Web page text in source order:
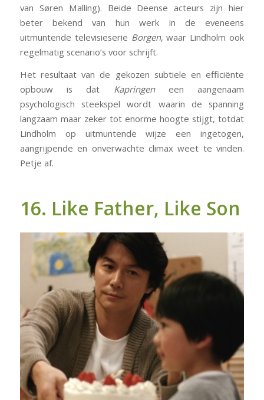
van Søren Malling). Beide Deense acteurs zijn hier
beter bekend van hun werk in de eveneens
uitmuntende televisieserie Borgen, waar Lindholm ook
regelmatig scenario’s voor schrijft.
Het resultaat van de gekozen subtiele en efficiënte
opbouw is dat Kapringeneen aangenaam
psychologisch steekspel wordt waarin de spanning
langzaam maar zeker tot enorme hoogte stijgt, totdat
Lindholm op uitmuntende wijze een ingetogen,
aangrijpende en onverwachte climax weet te vinden.
Petje af.
16. Like Father, Like Son